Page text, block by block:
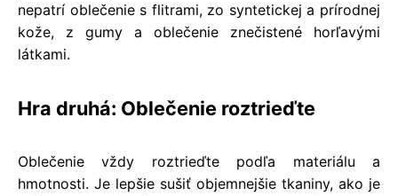
nepatrí oblečenie s flitrami, zo syntetickej a prírodnej
kože, z gumy a oblečenie znečistené horľavými
látkami.
Hra druhá: Oblečenie roztrieďte
Oblečenie vždy roztrieďte podľa materiálu a
hmotnosti. Je lepšie sušiť objemnejšie tkaniny, ako je